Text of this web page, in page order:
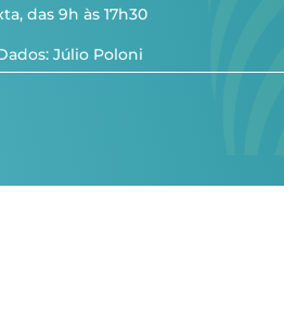
das 9h às 17h30
Júlio Poloni